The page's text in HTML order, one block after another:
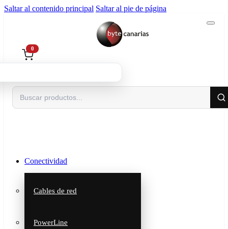
Saltar al contenido principal Saltar al pie de página
Buscar
0
Conectividad
Cables de red
PowerLine